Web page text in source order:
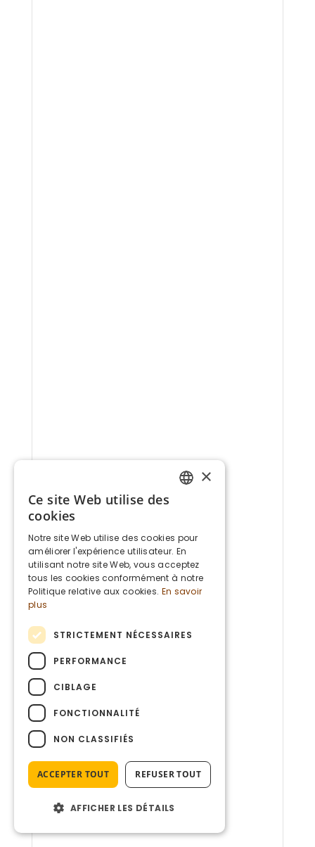
DUTCH
ENGLISH
×
Ce site Web utilise des
cookies
Notre site Web utilise des cookies pour
améliorer l'expérience utilisateur. En
utilisant notre site Web, vous acceptez
tous les cookies conformément à notre
Politique relative aux cookies. En savoir
plus
STRICTEMENT NÉCESSAIRES
PERFORMANCE
CIBLAGE
FONCTIONNALITÉ
NON CLASSIFIÉS
ACCEPTER TOUT REFUSER TOUT
AFFICHER LES DÉTAILS